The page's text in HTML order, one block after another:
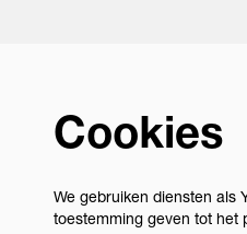
Cookies
We gebruiken diensten als
toestemming geven tot het